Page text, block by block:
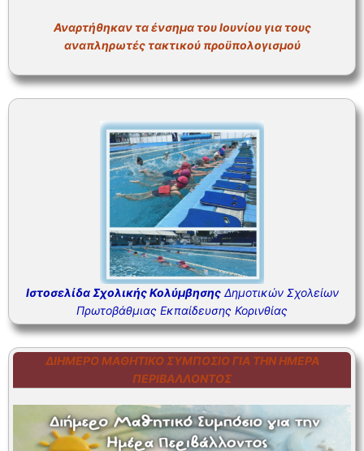
Αναρτήθηκαν τα ένσημα του Ιουνίου για τους
αναπληρωτές τακτικού προϋπολογισμού
Ιστοσελίδα Σχολικής ΚολύμβησηςΔημοτικών Σχολείων
Πρωτοβάθμιας Εκπαίδευσης Κορινθίας
ΔΙΉΜΕΡΟ ΜΑΘΗΤΙΚΌ ΣΥΜΠΌΣΙΟ ΓΙΑ ΤΗΝ ΗΜΈΡΑ
ΠΕΡΙΒΆΛΛΟΝΤΟΣ